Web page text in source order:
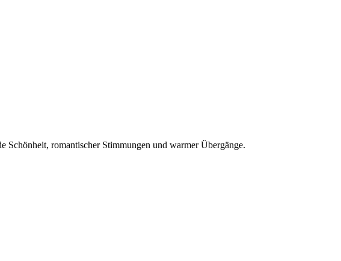
Schönheit, romantischer Stimmungen und warmer Übergänge.